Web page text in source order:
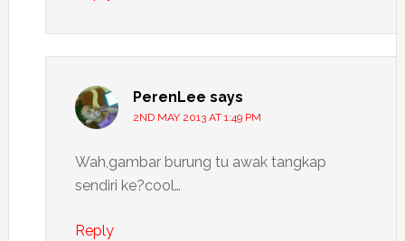
PerenLee says
2ND MAY 2013 AT 1:49 PM
Wah,gambar burung tu awak tangkap
sendiri ke?cool…
Reply